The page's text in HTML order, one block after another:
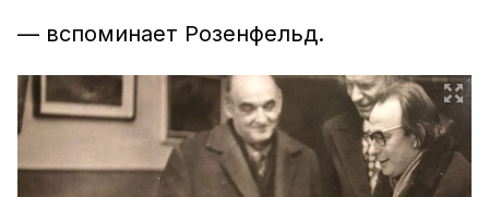
— вспоминает Розенфельд.